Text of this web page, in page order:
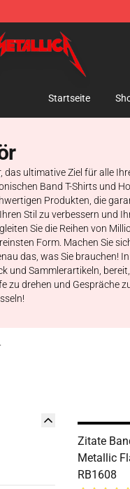
Merchandise Shop
Startseite
das ultimative Ziel für alle
Band T-Shirts und
Produkten, die
Stil zu verbessern und
Sie die Reihen von
Form. Machen Sie
das, was Sie brauchen!
und Sammlerartikeln,
zu drehen und Gespräche
Zitate
Metallic
RB1608